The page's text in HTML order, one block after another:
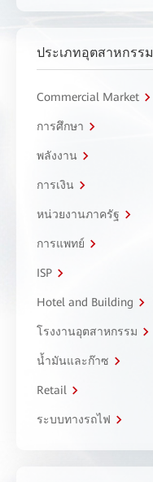
ประเภทอุตสาหกรรม
Commercial Market
การศึกษา
พลังงาน
การเงิน
หน่วยงานภาครัฐ
การแพทย์
ISP
Hotel and Building
โรงงานอุตสาหกรรม
น้ำมันและก๊าซ
Retail
ระบบทางรถไฟ